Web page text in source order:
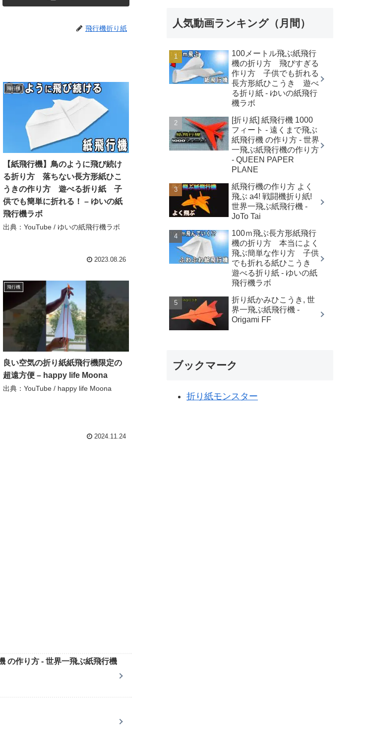
飛行機折り紙
飛行機
【紙飛行機】鳥のように飛び続け
る折り方 落ちない長方形紙ひこ
うきの作り方 遊べる折り紙 子
供でも簡単に折れる！ – ゆいの紙
飛行機ラボ
出典：YouTube / ゆいの紙飛行機ラボ
2023.08.26
飛行機
良い空気の折り紙紙飛行機限定の
超遠方便 – happy life Moona
出典：YouTube / happy life Moona
2024.11.24
の作り方 - 世界一飛ぶ紙飛行機
人気動画ランキング（月間）
100メートル飛ぶ紙飛行
機の折り方 飛びすぎる
作り方 子供でも折れる
長方形紙ひこうき 遊べ
る折り紙 - ゆいの紙飛行
機ラボ
[折り紙] 紙飛行機 1000
フィート - 遠くまで飛ぶ
紙飛行機 の作り方 - 世界
一飛ぶ紙飛行機の作り方
- QUEEN PAPER
PLANE
紙飛行機の作り方 よく
飛ぶ a4! 戦闘機折り紙!
世界一飛ぶ紙飛行機 -
JoTo Tai
100ｍ飛ぶ長方形紙飛行
機の折り方 本当によく
飛ぶ簡単な作り方 子供
でも折れる紙ひこうき
遊べる折り紙 - ゆいの紙
飛行機ラボ
折り紙かみひこうき, 世
界一飛ぶ紙飛行機 -
Origami FF
ブックマーク
折り紙モンスター